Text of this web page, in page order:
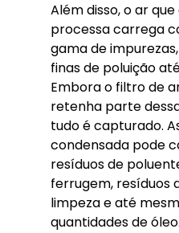
Além disso, o ar
processa carrega
gama de
finas de poluição
Embora o filtro de
retenha parte
tudo é capturado.
condensada pode
resíduos de
ferrugem, resíduos
limpeza e até
quantidades de óleo.